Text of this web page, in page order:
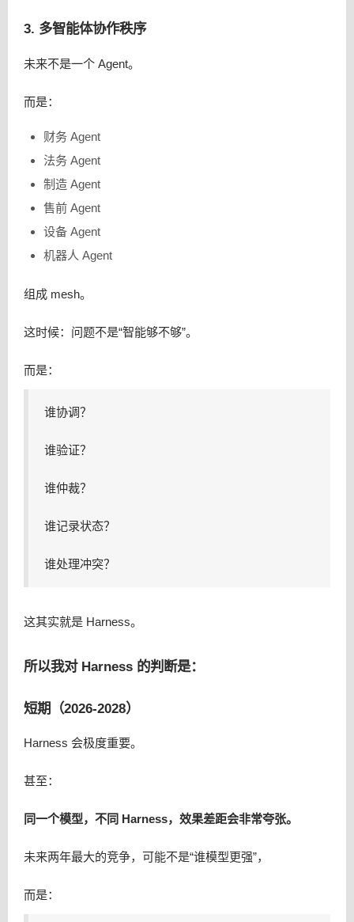
3. 多智能体协作秩序
未来不是一个 Agent。
而是：
财务 Agent
法务 Agent
制造 Agent
售前 Agent
设备 Agent
机器人 Agent
组成 mesh。
这时候：问题不是“智能够不够”。
而是：
谁协调？
谁验证？
谁仲裁？
谁记录状态？
谁处理冲突？
这其实就是 Harness。
所以我对 Harness 的判断是：
短期（2026-2028）
Harness 会极度重要。
甚至：
同一个模型，不同 Harness，效果差距会非常夸张。
未来两年最大的竞争，可能不是“谁模型更强”，
而是：